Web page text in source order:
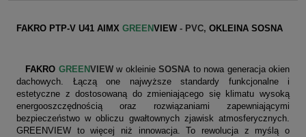
FAKRO PTP-V U41 AIMX GREENVIEW - PVC, OKLEINA SOSNA
FAKRO GREENVIEW w okleinieSOSNA to nowa generacja okien
dachowych. Łączą one najwyższe standardy funkcjonalne i
estetyczne z dostosowaną do zmieniającego się klimatu wysoką
energooszczędnością oraz rozwiązaniami zapewniającymi
bezpieczeństwo w obliczu gwałtownych zjawisk atmosferycznych.
GREENVIEW to więcej niż innowacja. To rewolucja z myślą o